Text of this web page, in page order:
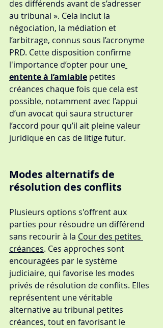
des différends avant de s’adresser
au tribunal ». Cela inclut la
négociation, la médiation et
l’arbitrage, connus sous l’acronyme
PRD. Cette disposition confirme
l'importance d’opter pour une
entente à l’amiable petites
créances chaque fois que cela est
possible, notamment avec l’appui
d’un avocat qui saura structurer
l’accord pour qu’il ait pleine valeur
juridique en cas de litige futur.
Modes alternatifs de
résolution des conflits
Plusieurs options s'offrent aux
parties pour résoudre un différend
sans recourir à la Cour des petites
créances. Ces approches sont
encouragées par le système
judiciaire, qui favorise les modes
privés de résolution de conflits. Elles
représentent une véritable
alternative au tribunal petites
créances, tout en favorisant le